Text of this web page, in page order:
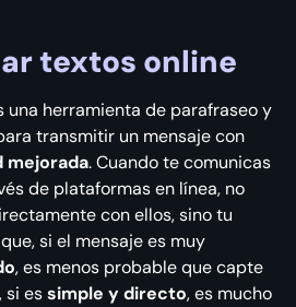
textos online
una herramienta de parafraseo y
transmitir un mensaje con
mejorada. Cuando te comunicas
de plataformas en línea, no
con ellos, sino tu
si el mensaje es muy
, es menos probable que capte
si essimple y directo, es mucho